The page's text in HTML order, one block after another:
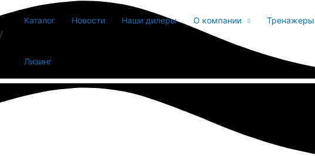
Каталог Новости Наши дилеры О компании
Лизинг